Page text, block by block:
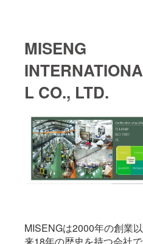
MISENG
INTERNATIONA
L CO., LTD.
MISENGは2000年の創業以
来18年の歴史を持つ会社で